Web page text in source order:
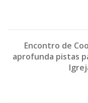
Encontro de
aprofunda pistas